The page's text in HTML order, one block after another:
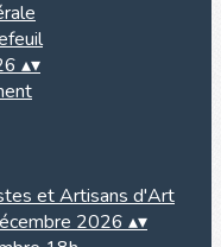
▴▾
et Artisans d'Art
2026 ▴▾